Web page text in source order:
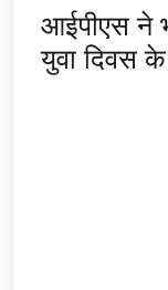
आईपीएस ने
युवा दिवस